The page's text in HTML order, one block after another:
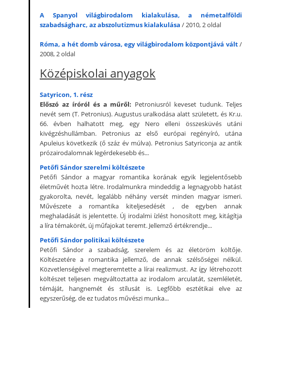
A Spanyol világbirodalom kialakulása, a németalföldi
szabadságharc, az abszolutizmus kialakulása / 2010, 2 oldal
Róma, a hét domb városa, egy világbirodalom központjává vált/
2008, 2 oldal
Középiskolai anyagok
Satyricon, 1. rész
Előszó az íróról és a műről: Petroniusról keveset tudunk. Teljes
nevét sem (T. Petronius). Augustus uralkodása alatt született, és Kr.u.
66. évben halhatott meg, egy Nero elleni összesküvés utáni
kivégzéshullámban. Petronius az első európai regényíró, utána
Apuleius következik (ő száz év múlva). Petronius Satyriconja az antik
prózairodalomnak legérdekesebb és...
Petőfi Sándor szerelmi költészete
Petőfi Sándor a magyar romantika korának egyik legjelentősebb
életművét hozta létre. Irodalmunkra mindeddig a legnagyobb hatást
gyakorolta, nevét, legalább néhány versét minden magyar ismeri.
Művészete a romantika kiteljesedését , de egyben annak
meghaladását is jelentette. Új irodalmi ízlést honosított meg, kitágítja
a líra témakörét, új műfajokat teremt. Jellemző értékrendje...
Petőfi Sándor politikai költészete
Petőfi Sándor a szabadság, szerelem és az életöröm költője.
Költészetére a romantika jellemző, de annak szélsőségei nélkül.
Közvetlenségével megteremtette a lírai realizmust. Az így létrehozott
költészet teljesen megváltoztatta az irodalom arculatát, szemléletét,
témáját, hangnemét és stílusát is. Legfőbb esztétikai elve az
egyszerűség, de ez tudatos művészi munka...